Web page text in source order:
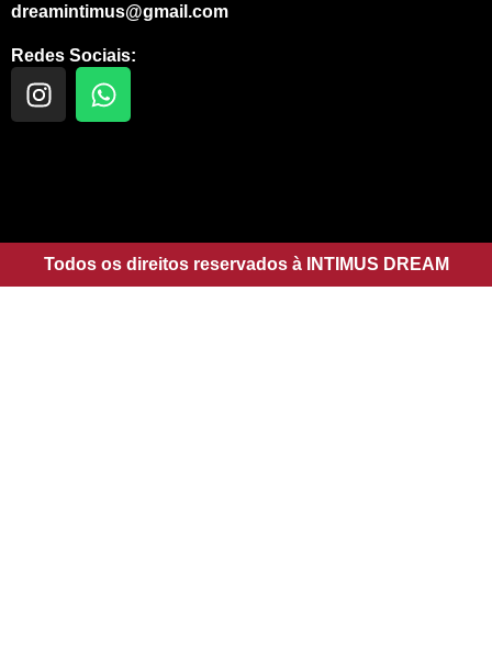
dreamintimus@gmail.com
Redes Sociais:
I
n
r
a
W
h
p
p
Todos os direitos reservados à INTIMUS DREAM